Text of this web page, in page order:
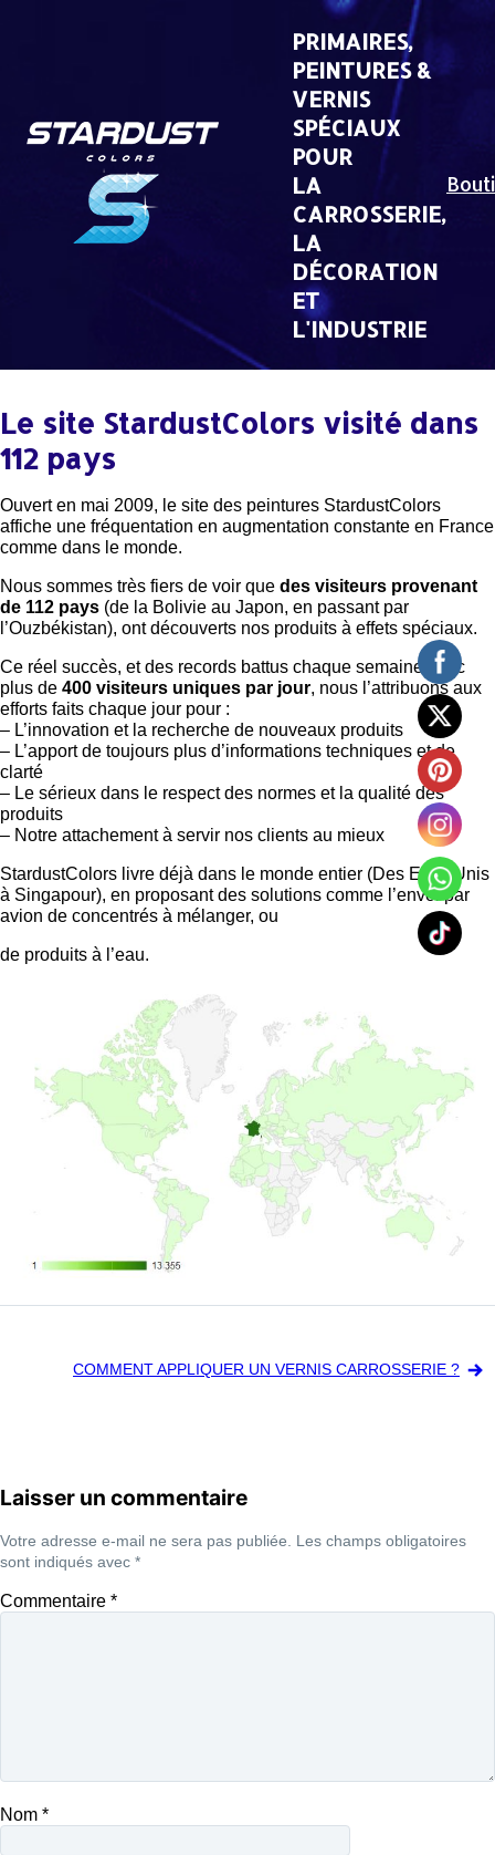
PRIMAIRES,
PEINTURES &
VERNIS
SPÉCIAUX
POUR
LA
CARROSSERIE,
LA
DÉCORATION
ET
L'INDUSTRIE
Le site StardustColors visité dans
112 pays
Ouvert en mai 2009, le site des peintures StardustColors
affiche une fréquentation en augmentation constante en France
comme dans le monde.
Nous sommes très fiers de voir que des visiteurs provenant
de 112 pays (de la Bolivie au Japon, en passant par
l’Ouzbékistan), ont découverts nos produits à effets spéciaux.
Ce réel succès, et des records battus chaque semaine avec
plus de 400 visiteurs uniques par jour, nous l’attribuons aux
efforts faits chaque jour pour :
– L’innovation et la recherche de nouveaux produits
– L’apport de toujours plus d’informations techniques et de
clarté
– Le sérieux dans le respect des normes et la qualité des
produits
– Notre attachement à servir nos clients au mieux
StardustColors livre déjà dans le monde entier (Des Etats Unis
à Singapour), en proposant des solutions comme l’envoi par
avion de concentrés à mélanger, ou
de produits à l’eau.
NavigationCOMMENT APPLIQUER UN VERNIS CARROSSERIE ?
Laisser un commentaire
Votre adresse e-mail ne sera pas publiée.
Les champs obligatoires
sont indiqués avec *
Commentaire *
Nom *